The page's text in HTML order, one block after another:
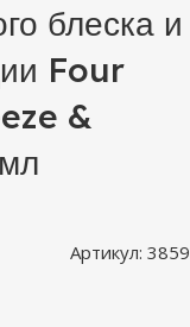
блеска и
Four
&
Артикул: 3859